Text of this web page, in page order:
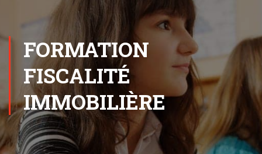
FORMATION
FISCALITÉ
IMMOBILIÈRE